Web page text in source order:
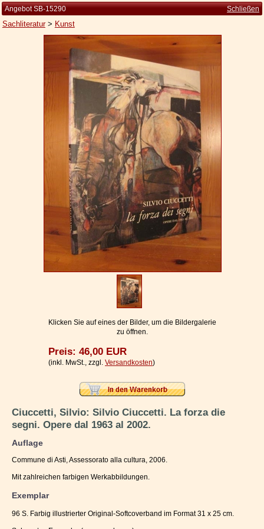
Kleine Kulturgeschichte
Die Brockhaus Auflagen
Die Meyer Auflagen
Zu den Angeboten
Widerrufsbelehrung
Geschäftsbedingungen
Datenschutzerklärung
Ihr Warenkorb
Angebot SB-15290 Schließen
Sachliteratur> Kunst
Klicken Sie auf eines der Bilder, um die Bildergalerie
zu öffnen.
Preis: 46,00 EUR
(inkl. MwSt., zzgl. Versandkosten)
Ciuccetti, Silvio: Silvio Ciuccetti. La forza die
segni. Opere dal 1963 al 2002.
Auflage
Commune di Asti, Assessorato alla cultura, 2006.
Mit zahlreichen farbigen Werkabbildungen.
Exemplar
96 S. Farbig illustrierter Original-Softcoverband im Format 31 x 25 cm.